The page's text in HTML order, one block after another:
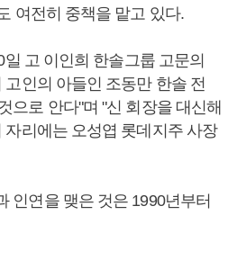
여전히 중책을 맡고 있다.
일 고 이인희 한솔그룹 고문의
고인의 아들인 조동만 한솔 전
으로 안다"며 "신 회장을 대신해
자리에는 오성엽 롯데지주 사장
인연을 맺은 것은 1990년부터